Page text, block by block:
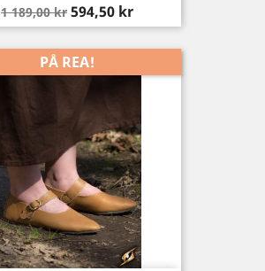
Baspris
1 189,00 kr Pris
594,50 kr
PÅ REA!